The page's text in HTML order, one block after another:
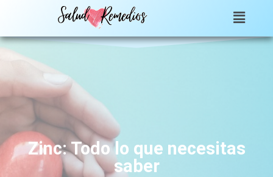
Zinc: Todo lo que necesitas
saber